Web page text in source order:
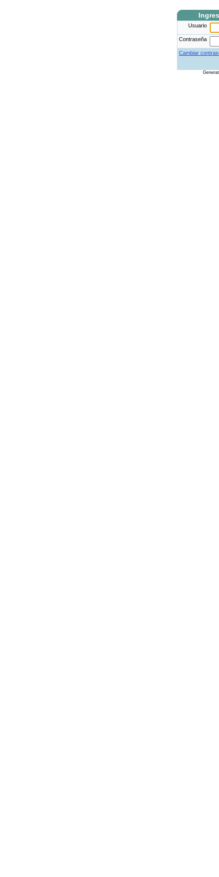
Usuario
Contraseña
Cambiar